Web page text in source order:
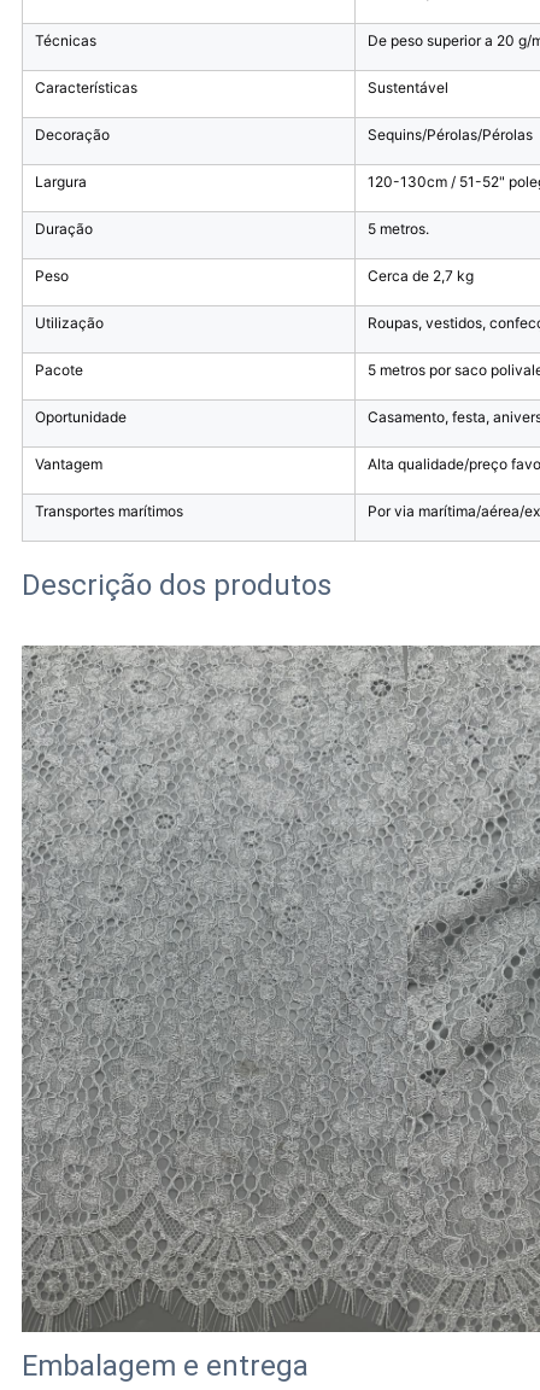
Técnicas De peso superior a 20 g/
Características Sustentável
Decoração Sequins/Pérolas/Pérolas
Largura 120-130cm / 51-52"
Duração 5 metros.
Peso Cerca de 2,7 kg
Utilização Roupas, vestidos,
Pacote 5 metros por saco
Oportunidade Casamento, festa,
Vantagem Alta qualidade/preço
Transportes marítimos Por via marítima/aérea/
Descrição dos produtos
Embalagem e entrega